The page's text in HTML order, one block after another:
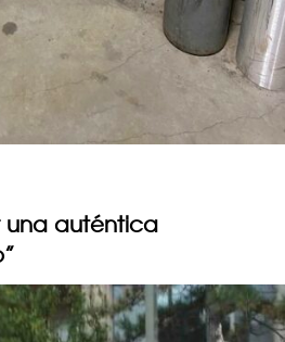
una auténtica